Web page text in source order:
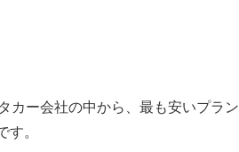
カー会社の中から、最も安いプラン
。